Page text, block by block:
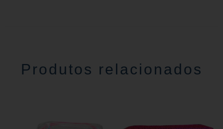
Produtos relacionados